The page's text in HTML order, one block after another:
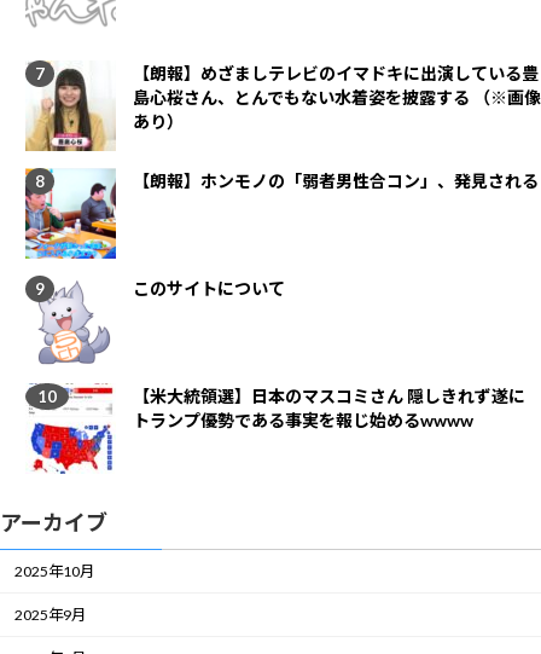
【朗報】めざましテレビのイマドキに出演している豊
島心桜さん、とんでもない水着姿を披露する （※画像
あり）
【朗報】ホンモノの「弱者男性合コン」、発見される
このサイトについて
【米大統領選】日本のマスコミさん 隠しきれず遂に
トランプ優勢である事実を報じ始めるwwww
アーカイブ
2025年10月
2025年9月